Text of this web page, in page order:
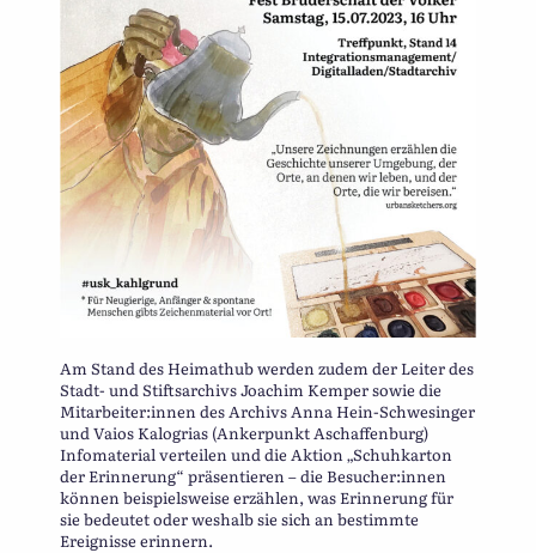
Am Stand des Heimathub werden zudem der Leiter des
Stadt- und Stiftsarchivs Joachim Kemper sowie die
Mitarbeiter:innen des Archivs Anna Hein-Schwesinger
und Vaios Kalogrias (Ankerpunkt Aschaffenburg)
Infomaterial verteilen und die Aktion „Schuhkarton
der Erinnerung“ präsentieren – die Besucher:innen
können beispielsweise erzählen, was Erinnerung für
sie bedeutet oder weshalb sie sich an bestimmte
Ereignisse erinnern.